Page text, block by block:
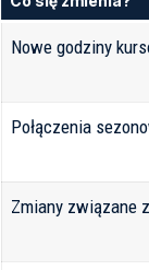
Nowe godziny
Połączenia
Zmiany związane